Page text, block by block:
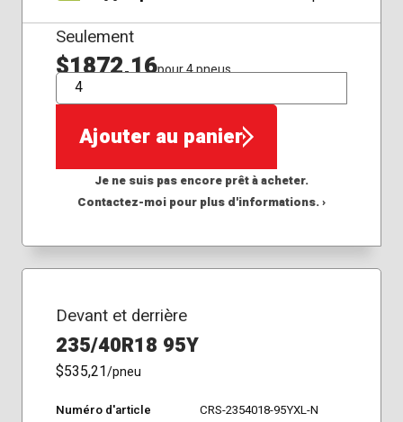
Seulement
$1872,16pour 4 pneus
QTÉ
Ajouter au panier
Je ne suis pas encore prêt à acheter.
Contactez-moi pour plus d'informations. ›
Devant et derrière
235/40R18 95Y
$535,21/pneu
Numéro d'article
CRS-2354018-95YXL-N